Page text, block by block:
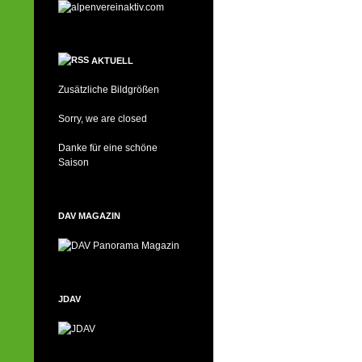
AKTUELL
Zusätzliche Bildgrößen
Sorry, we are closed
Danke für eine schöne
Saison
DAV MAGAZIN
JDAV